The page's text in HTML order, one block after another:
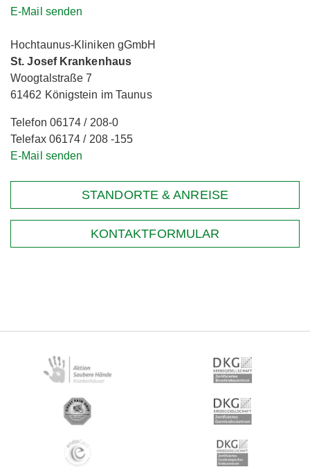
E-Mail senden
Hochtaunus-Kliniken gGmbH
St. Josef Krankenhaus
Woogtalstraße 7
61462 Königstein im Taunus
Telefon 06174 / 208-0
Telefax 06174 / 208 -155
E-Mail senden
STANDORTE & ANREISE
KONTAKTFORMULAR